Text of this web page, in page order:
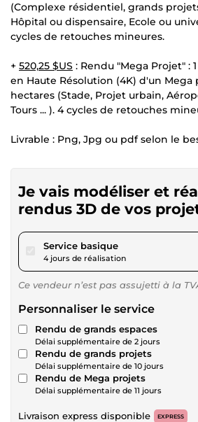
(Complexe résidentiel, grands
Hôpital ou dispensaire, Ecole ou
cycles de retouches mineures.
+ 520,25 $US : Rendu "Mega Projet" :
en Haute Résolution (4K) d'un Mega
hectares (Stade, Projet urbain,
Tours ... ). 4 cycles de retouches
Livrable : Png, Jpg ou pdf selon le
Je vais modéliser et
rendus 3D de vos
Service basiquepour 173,42 $US
4 jours de réalisation
Ce vendeur n’est pas assujetti à la
Personnaliser le service
Rendu de grands espaces
Délai supplémentaire de 2 jours
Rendu de grands projets
Délai supplémentaire de 10 jours
Rendu de Mega projets
Délai supplémentaire de 11 jours
Livraison express disponible EXPRESS